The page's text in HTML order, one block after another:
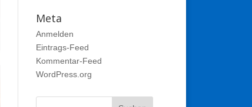
Meta
Anmelden
Eintrags-Feed
Kommentar-Feed
WordPress.org